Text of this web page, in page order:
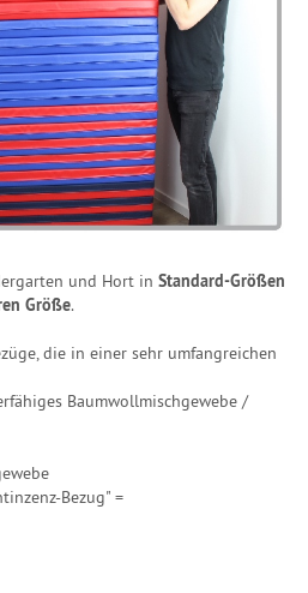
und Hort in Standard-Größen
Größe.
die in einer sehr umfangreichen
Baumwollmischgewebe /
Bezug" =